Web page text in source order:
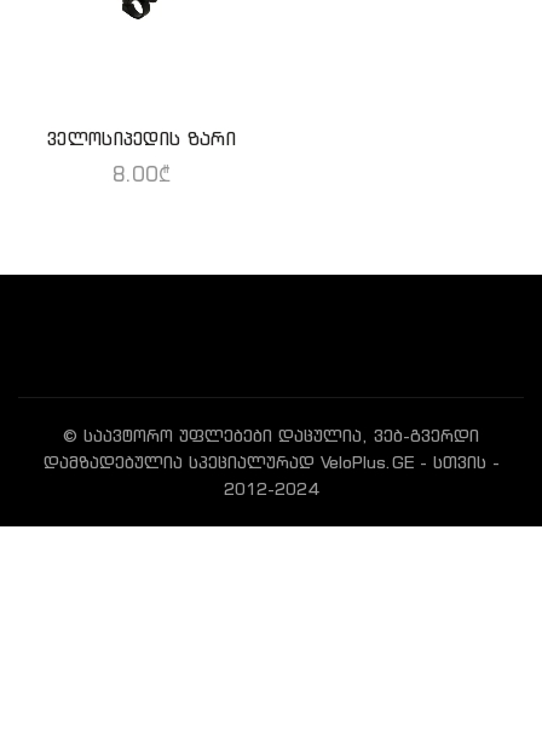
ADD TO CART
ველოსიპედის ზარი
8.00₾
© საავტორო უფლებები დაცულია, ვებ-გვერდი
დამზადებულია სპეციალურად VeloPlus.GE - სთვის -
2012-2024